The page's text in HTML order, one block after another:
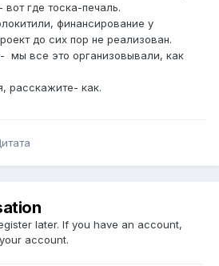
где тоска-печаль.
финансирование у
до сих пор не реализован.
мы все это организовывали, как
расскажите- как.
later. If you have an account,
account.